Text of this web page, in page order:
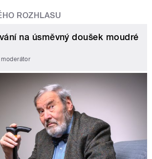
ROZHLASU
na úsměvný doušek moudré